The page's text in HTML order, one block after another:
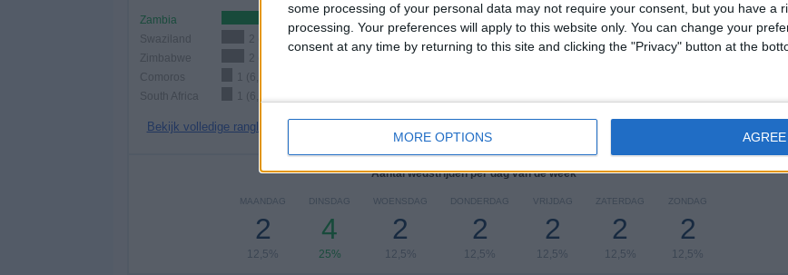
some processing of your personal data may not require your consent, but you have a
processing. Your preferences will apply to this website only. You can change your
consent at any time by returning to this site and clicking the "Privacy" button at the
MORE OPTIONS AGREE
Zambia
Swaziland
2 (12,5%)
Zimbabwe
2 (12,5%)
Comoros
1 (6,25%)
South Africa
1 (6,25%)
Bekijk volledige ranglijst
COSAFA U20 Women's Championship
4 (25%)
3 (18,75%)
Aantal wedstrijden per dag van de week
MAANDAG
2
12,5%
DINSDAG
4
25%
WOENSDAG
2
12,5%
DONDERDAG
2
12,5%
VRIJDAG
2
12,5%
ZATERDAG
2
12,5%
ZONDAG
2
12,5%